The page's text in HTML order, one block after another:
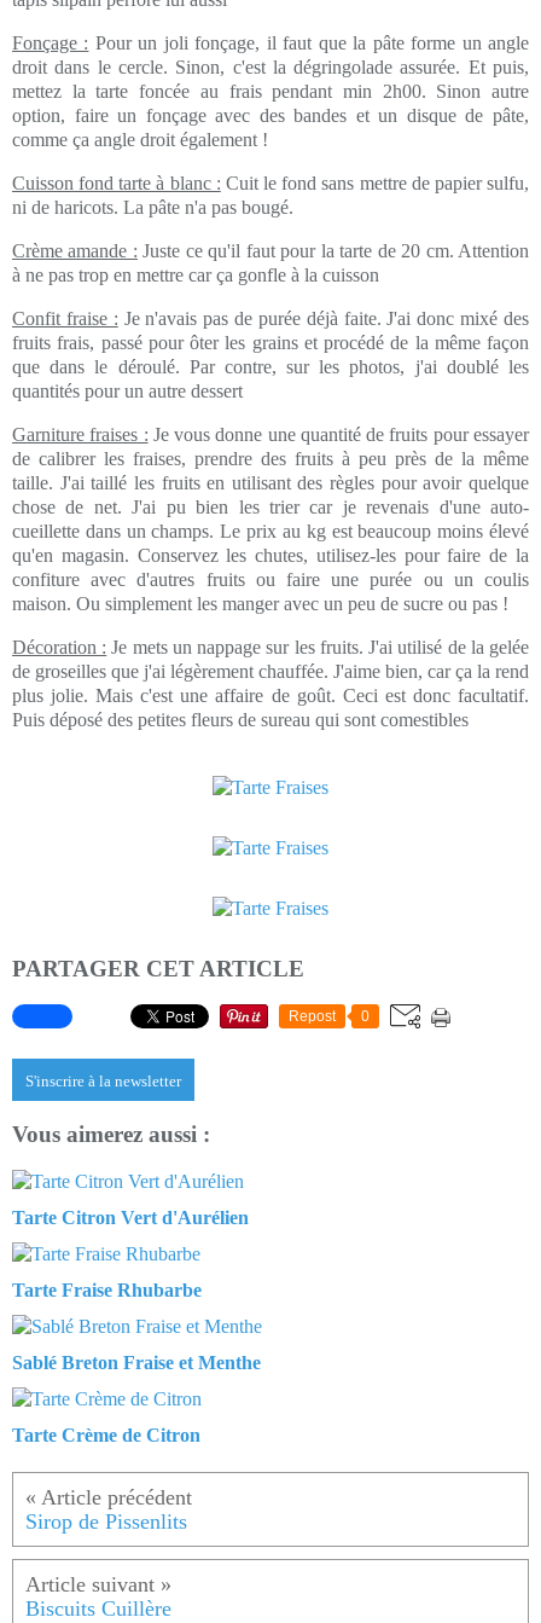
Fonçage : Pour un joli fonçage, il faut que la pâte forme un angle
droit dans le cercle. Sinon, c'est la dégringolade assurée. Et puis,
mettez la tarte foncée au frais pendant min 2h00. Sinon autre
option, faire un fonçage avec des bandes et un disque de pâte,
comme ça angle droit également !
Cuisson fond tarte à blanc : Cuit le fond sans mettre de papier sulfu,
ni de haricots. La pâte n'a pas bougé.
Crème amande : Juste ce qu'il faut pour la tarte de 20 cm. Attention
à ne pas trop en mettre car ça gonfle à la cuisson
Confit fraise : Je n'avais pas de purée déjà faite. J'ai donc mixé des
fruits frais, passé pour ôter les grains et procédé de la même façon
que dans le déroulé. Par contre, sur les photos, j'ai doublé les
quantités pour un autre dessert
Garniture fraises : Je vous donne une quantité de fruits pour essayer
de calibrer les fraises, prendre des fruits à peu près de la même
taille. J'ai taillé les fruits en utilisant des règles pour avoir quelque
chose de net. J'ai pu bien les trier car je revenais d'une auto-
cueillette dans un champs. Le prix au kg est beaucoup moins élevé
qu'en magasin. Conservez les chutes, utilisez-les pour faire de la
confiture avec d'autres fruits ou faire une purée ou un coulis
maison. Ou simplement les manger avec un peu de sucre ou pas !
Décoration : Je mets un nappage sur les fruits. J'ai utilisé de la gelée
de groseilles que j'ai légèrement chauffée. J'aime bien, car ça la rend
plus jolie. Mais c'est une affaire de goût. Ceci est donc facultatif.
Puis déposé des petites fleurs de sureau qui sont comestibles
PARTAGER CET ARTICLE
Repost 0
S'inscrire à la newsletter
Vous aimerez aussi :
Tarte Citron Vert d'Aurélien
Tarte Fraise Rhubarbe
Sablé Breton Fraise et Menthe
Tarte Crème de Citron
Sirop de Pissenlits
Biscuits Cuillère